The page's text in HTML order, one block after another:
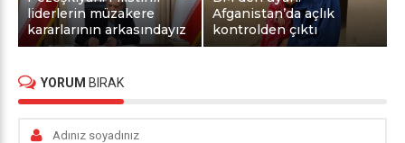
liderlerin müzakere
kararlarının arkasındayız
Afganistan’da açlık
kontrolden çıktı
YORUM BIRAK